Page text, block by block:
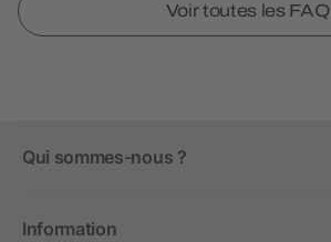
Voir toutes les FAQ
Qui sommes-nous ?
Information